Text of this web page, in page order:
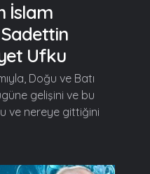
İslam
Ufku
Doğu ve Batı
gelişini ve bu
ve nereye gittiğini